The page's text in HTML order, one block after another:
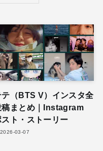
テ（BTS V）インスタ全
稿まとめ｜Instagram
スト・ストーリー
2026-03-07